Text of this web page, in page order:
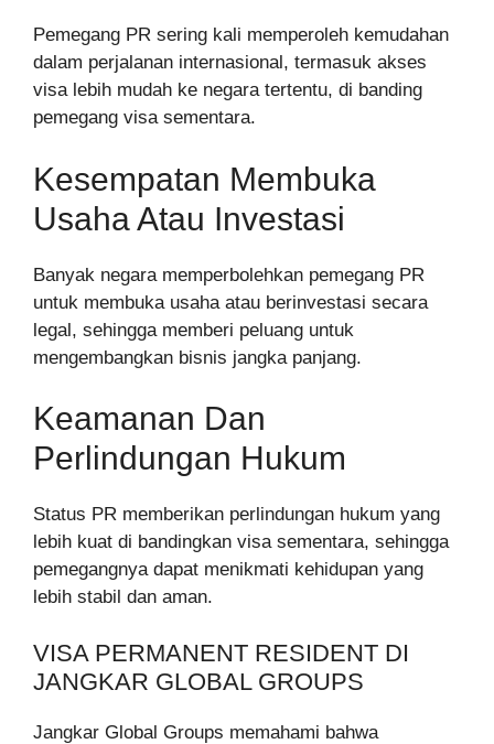
Pemegang PR sering kali memperoleh kemudahan
dalam perjalanan internasional, termasuk akses
visa lebih mudah ke negara tertentu, di banding
pemegang visa sementara.
Kesempatan Membuka
Usaha Atau Investasi
Banyak negara memperbolehkan pemegang PR
untuk membuka usaha atau berinvestasi secara
legal, sehingga memberi peluang untuk
mengembangkan bisnis jangka panjang.
Keamanan Dan
Perlindungan Hukum
Status PR memberikan perlindungan hukum yang
lebih kuat di bandingkan visa sementara, sehingga
pemegangnya dapat menikmati kehidupan yang
lebih stabil dan aman.
VISA PERMANENT RESIDENT DI
JANGKAR GLOBAL GROUPS
Jangkar Global Groups memahami bahwa